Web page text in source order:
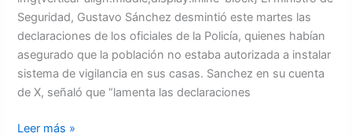
Seguridad, Gustavo Sánchez desmintió este martes las
declaraciones de los oficiales de la Policía, quienes habían
asegurado que la población no estaba autorizada a instalar
sistema de vigilancia en sus casas. Sanchez en su cuenta
de X, señaló que “lamenta las declaraciones
Leer más »